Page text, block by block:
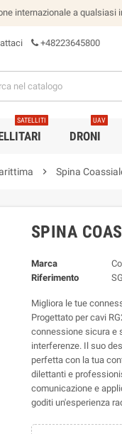
internazionale a qualsiasi
+48223645800
SATELLITI
DRONI
UAV
chevron_right Spina
SPINA
Marca
Riferimento
Migliora le tue
Progettato per cavi
connessione sicura e
interferenze. Il suo
perfetta con la tua
dilettanti e
comunicazione e
goditi un'esperienza